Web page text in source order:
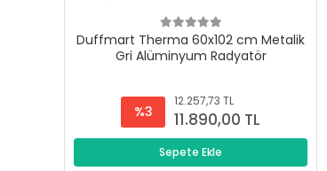
Duffmart Therma 60x102 cm Metalik
Gri Alüminyum Radyatör
%3
12.257,73 TL
11.890,00 TL
Sepete Ekle